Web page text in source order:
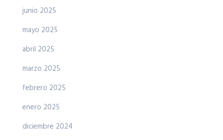
junio 2025
mayo 2025
abril 2025
marzo 2025
febrero 2025
enero 2025
diciembre 2024